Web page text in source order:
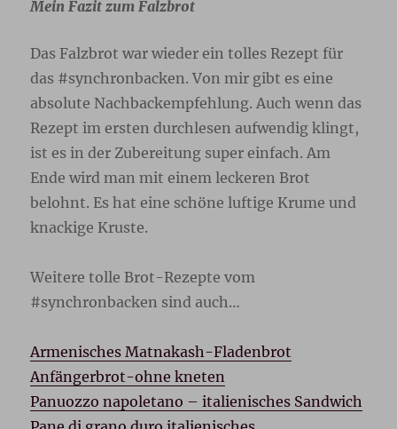
Mein Fazit zum Falzbrot
Das Falzbrot war wieder ein tolles Rezept für
das #synchronbacken. Von mir gibt es eine
absolute Nachbackempfehlung. Auch wenn das
Rezept im ersten durchlesen aufwendig klingt,
ist es in der Zubereitung super einfach. Am
Ende wird man mit einem leckeren Brot
belohnt. Es hat eine schöne luftige Krume und
knackige Kruste.
Weitere tolle Brot-Rezepte vom
#synchronbacken sind auch…
Armenisches Matnakash-Fladenbrot
Anfängerbrot-ohne kneten
Panuozzo napoletano – italienisches Sandwich